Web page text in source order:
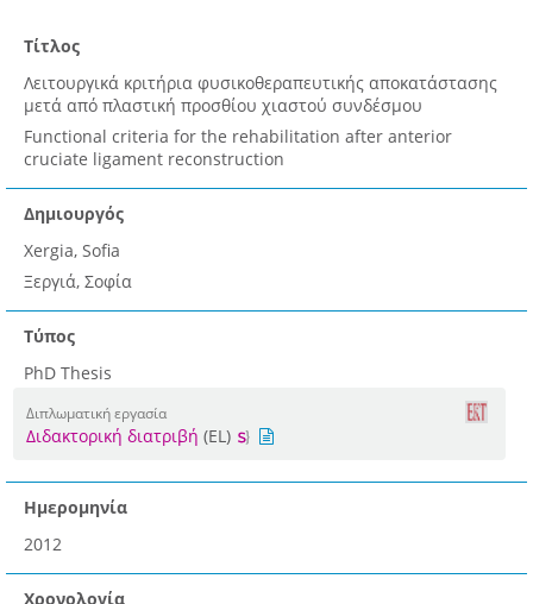
Τίτλος
Λειτουργικά κριτήρια φυσικοθεραπευτικής αποκατάστασης
μετά από πλαστική προσθίου χιαστού συνδέσμου
Functional criteria for the rehabilitation after anterior
cruciate ligament reconstruction
Δημιουργός
Xergia, Sofia
Ξεργιά, Σοφία
Τύπος
PhD Thesis
Διπλωματική εργασία
Διδακτορική διατριβή (EL)
Ημερομηνία
2012
Χρονολογία